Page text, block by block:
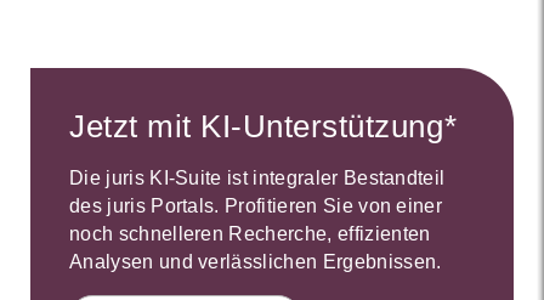
Jetzt mit KI-Unterstützung*
Die juris KI-Suite ist integraler Bestandteil
des juris Portals. Profitieren Sie von einer
noch schnelleren Recherche, effizienten
Analysen und verlässlichen Ergebnissen.